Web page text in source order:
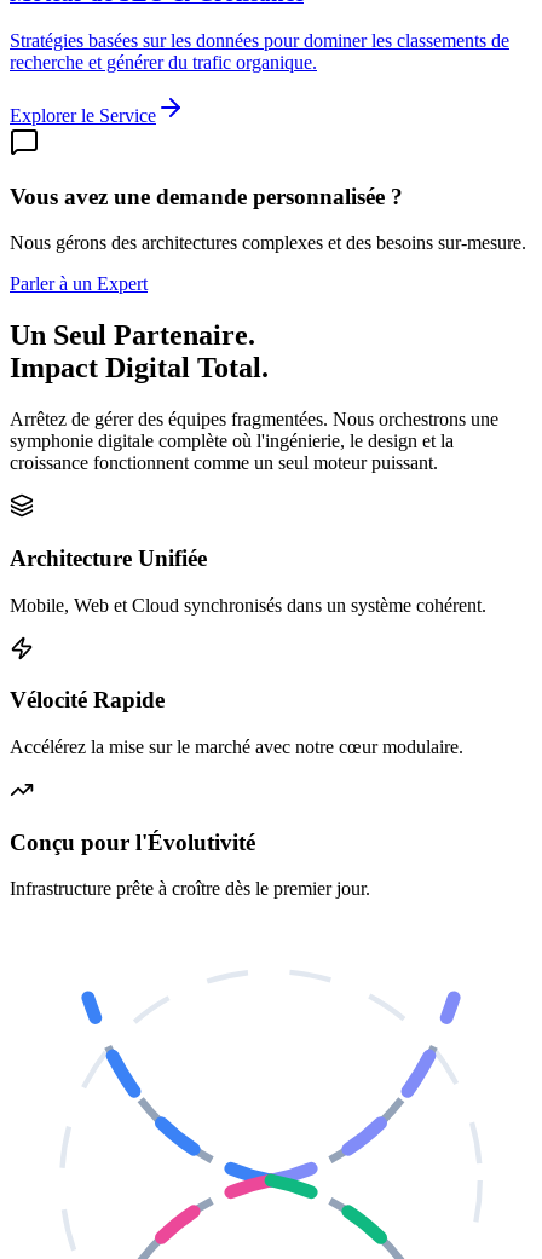
Stratégies basées sur les données pour dominer les classements de
recherche et générer du trafic organique.
Explorer le Service
Vous avez une demande personnalisée ?
Nous gérons des architectures complexes et des besoins sur-mesure.
Parler à un Expert
Un Seul Partenaire.
Impact Digital Total.
Arrêtez de gérer des équipes fragmentées. Nous orchestrons une
symphonie digitale complète où l'ingénierie, le design et la
croissance fonctionnent comme un seul moteur puissant.
Architecture Unifiée
Mobile, Web et Cloud synchronisés dans un système cohérent.
Vélocité Rapide
Accélérez la mise sur le marché avec notre cœur modulaire.
Conçu pour l'Évolutivité
Infrastructure prête à croître dès le premier jour.